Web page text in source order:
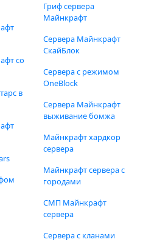
со
в
Гриф сервера
Майнкрафт
Сервера Майнкрафт
СкайБлок
Сервера с режимом
OneBlock
Сервера Майнкрафт
выживание бомжа
Майнкрафт хардкор
сервера
Майнкрафт сервера с
городами
СМП Майнкрафт
сервера
Сервера с кланами